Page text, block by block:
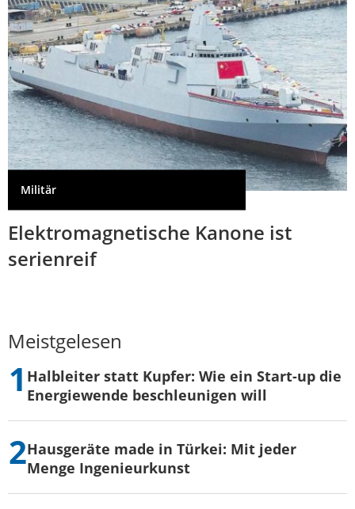
Militär
Elektromagnetische Kanone ist
serienreif
Meistgelesen
Halbleiter statt Kupfer: Wie ein Start-up die
Energiewende beschleunigen will
Hausgeräte made in Türkei: Mit jeder
Menge Ingenieurkunst